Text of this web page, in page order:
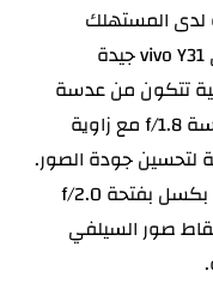
لدى المستهلك
الجزائري. وجاءت مواصفات الكاميرا في vivo Y31 جيدة
تتكون من عدسة
رئيسية بدقة 50 ميجا بكسل بفتحة عدسة f/1.8 مع زاوية
لتحسين جودة الصور.
أما الكاميرا الأمامية فهي بدقة 8 ميجا بكسل بفتحة f/2.0
صور السيلفي